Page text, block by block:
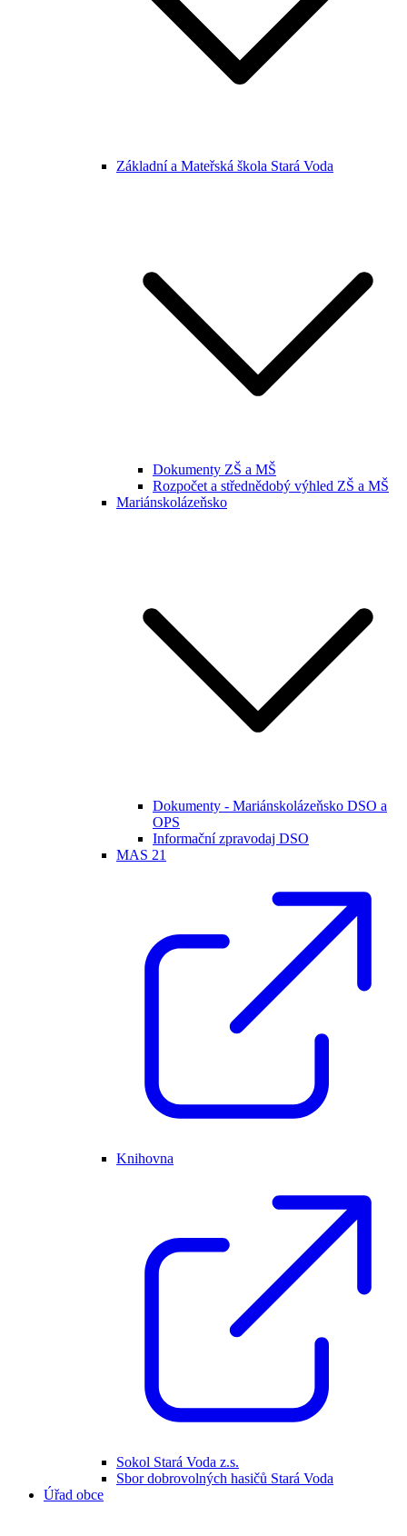
Základní a Mateřská škola Stará Voda
Dokumenty ZŠ a MŠ
Rozpočet a střednědobý výhled ZŠ a MŠ
Mariánskolázeňsko
Dokumenty - Mariánskolázeňsko DSO a
OPS
Informační zpravodaj DSO
MAS 21
Knihovna
Sokol Stará Voda z.s.
Sbor dobrovolných hasičů Stará Voda
Úřad obce